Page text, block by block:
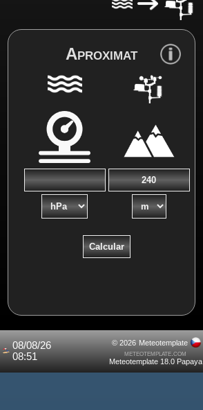
Aproximat
08/08/26
08:51
© 2026 Meteotemplate
meteotemplate.com
Meteotemplate 18.0 Papaya